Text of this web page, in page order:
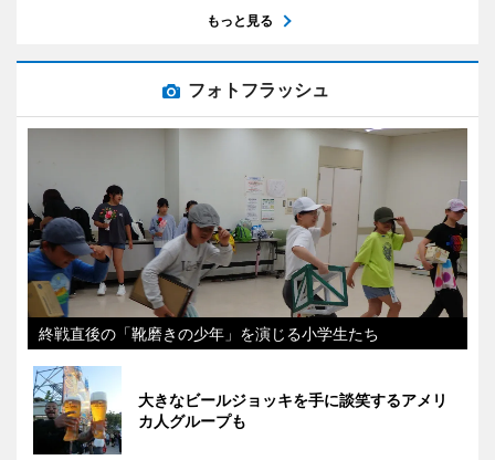
もっと見る
フォトフラッシュ
終戦直後の「靴磨きの少年」を演じる小学生たち
大きなビールジョッキを手に談笑するアメリ
カ人グループも